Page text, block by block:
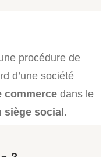
procédure de
d’une société
commerce dans le
siège social.